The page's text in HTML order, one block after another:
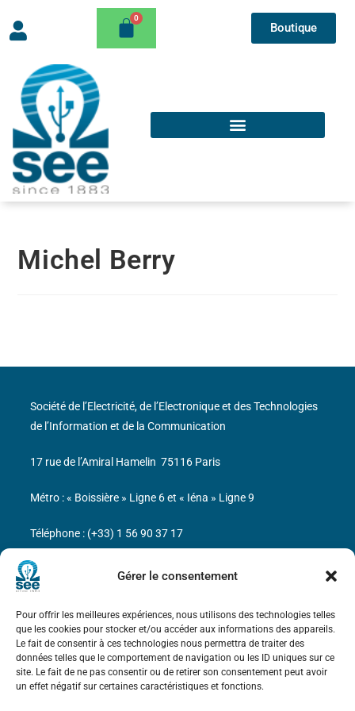
Gérer le consentement
Pour offrir les meilleures expériences, nous utilisons des technologies telles
que les cookies pour stocker et/ou accéder aux informations des appareils.
Le fait de consentir à ces technologies nous permettra de traiter des
données telles que le comportement de navigation ou les ID uniques sur ce
site. Le fait de ne pas consentir ou de retirer son consentement peut avoir
un effet négatif sur certaines caractéristiques et fonctions.
Boutique
Michel Berry
Bicentenaire des découvertes d’André-
Marie Ampère
Mentions légales
Société de l’Electricité, de l’Electronique et des Technologies
de l’Information et de la Communication
17 rue de l’Amiral Hamelin 75116 Paris
Métro : « Boissière » Ligne 6 et « Iéna » Ligne 9
Téléphone : (+33) 1 56 90 37 17
N° de SIREN : 785 393 232, Code APE : 9412Z TVA intra-
communautaire : FR44 785 393 232